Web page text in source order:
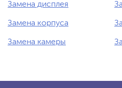
Замена дисплея
Замена корпуса
Замена камеры